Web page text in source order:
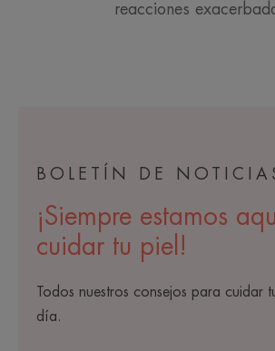
reacciones
BOLETÍN DE
¡Siempre estamos
cuidar tu piel!
Todos nuestros consejos para cuidar
día.